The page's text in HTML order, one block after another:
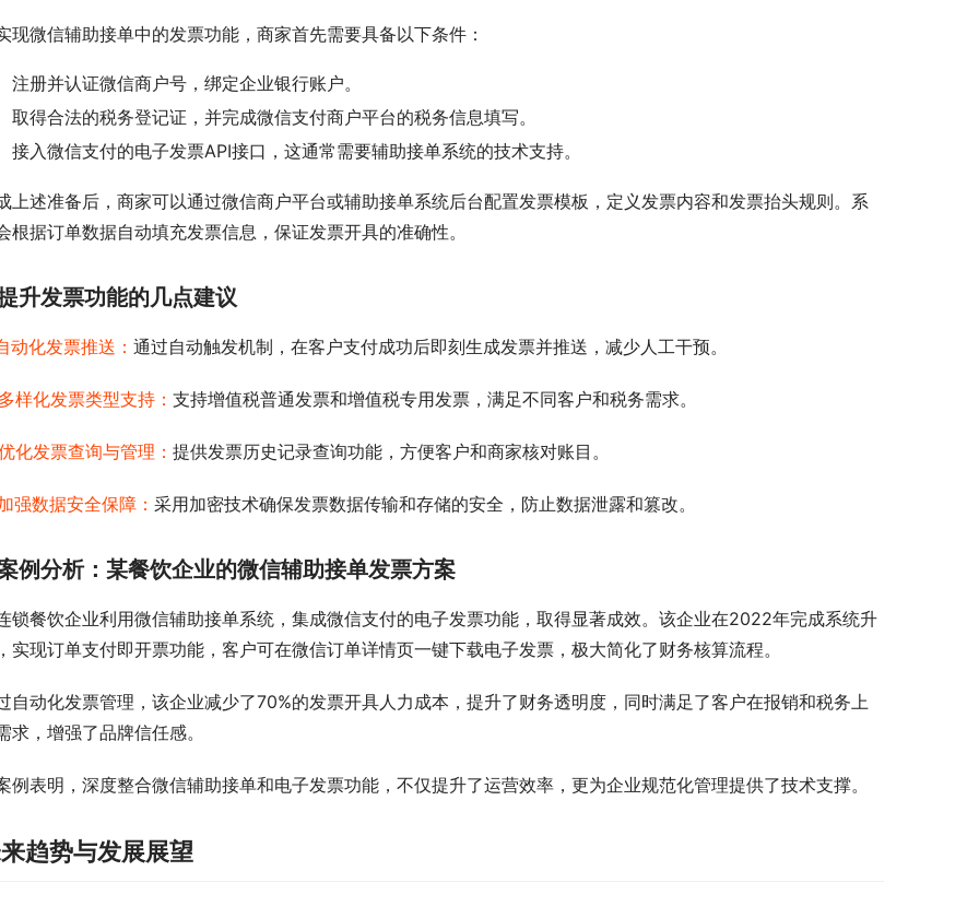
现微信辅助接单中的发票功能，商家首先需要具备以下条件：
注册并认证微信商户号，绑定企业银行账户。
取得合法的税务登记证，并完成微信支付商户平台的税务信息填写。
接入微信支付的电子发票API接口，这通常需要辅助接单系统的技术支持。
上述准备后，商家可以通过微信商户平台或辅助接单系统后台配置发票模板，定义发票内容和发票抬头规则。系
根据订单数据自动填充发票信息，保证发票开具的准确性。
升发票功能的几点建议
动化发票推送： 通过自动触发机制，在客户支付成功后即刻生成发票并推送，减少人工干预。
多样化发票类型支持： 支持增值税普通发票和增值税专用发票，满足不同客户和税务需求。
化发票查询与管理： 提供发票历史记录查询功能，方便客户和商家核对账目。
强数据安全保障： 采用加密技术确保发票数据传输和存储的安全，防止数据泄露和篡改。
例分析：某餐饮企业的微信辅助接单发票方案
锁餐饮企业利用微信辅助接单系统，集成微信支付的电子发票功能，取得显著成效。该企业在2022年完成系统升
实现订单支付即开票功能，客户可在微信订单详情页一键下载电子发票，极大简化了财务核算流程。
自动化发票管理，该企业减少了70%的发票开具人力成本，提升了财务透明度，同时满足了客户在报销和税务上
求，增强了品牌信任感。
例表明，深度整合微信辅助接单和电子发票功能，不仅提升了运营效率，更为企业规范化管理提供了技术支撑。
趋势与发展展望